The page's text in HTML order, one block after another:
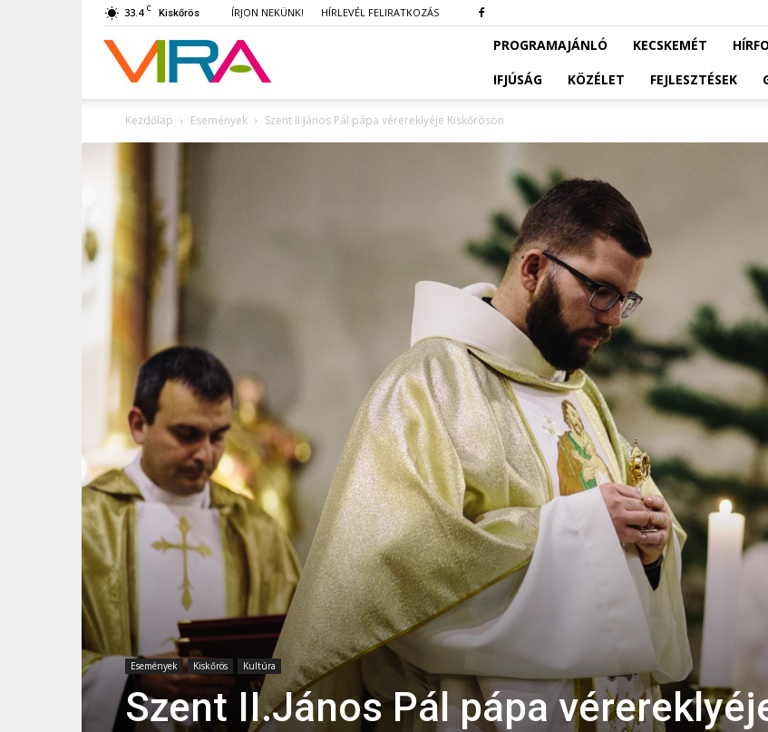
33.4 C Kiskőrös ÍRJON NEKÜNK! HÍRLEVÉL FELIRATKOZÁS
VIRA PROGRAMAJÁNLÓ KECSKEMÉT
IFJÚSÁG
KÖZÉLET FEJLESZTÉSEK
Kezdőlap Események Szent II.János Pál pápa vérereklyéje Kiskőrösön
Események Kiskőrös Kultúra
Szent II.János Pál pápa